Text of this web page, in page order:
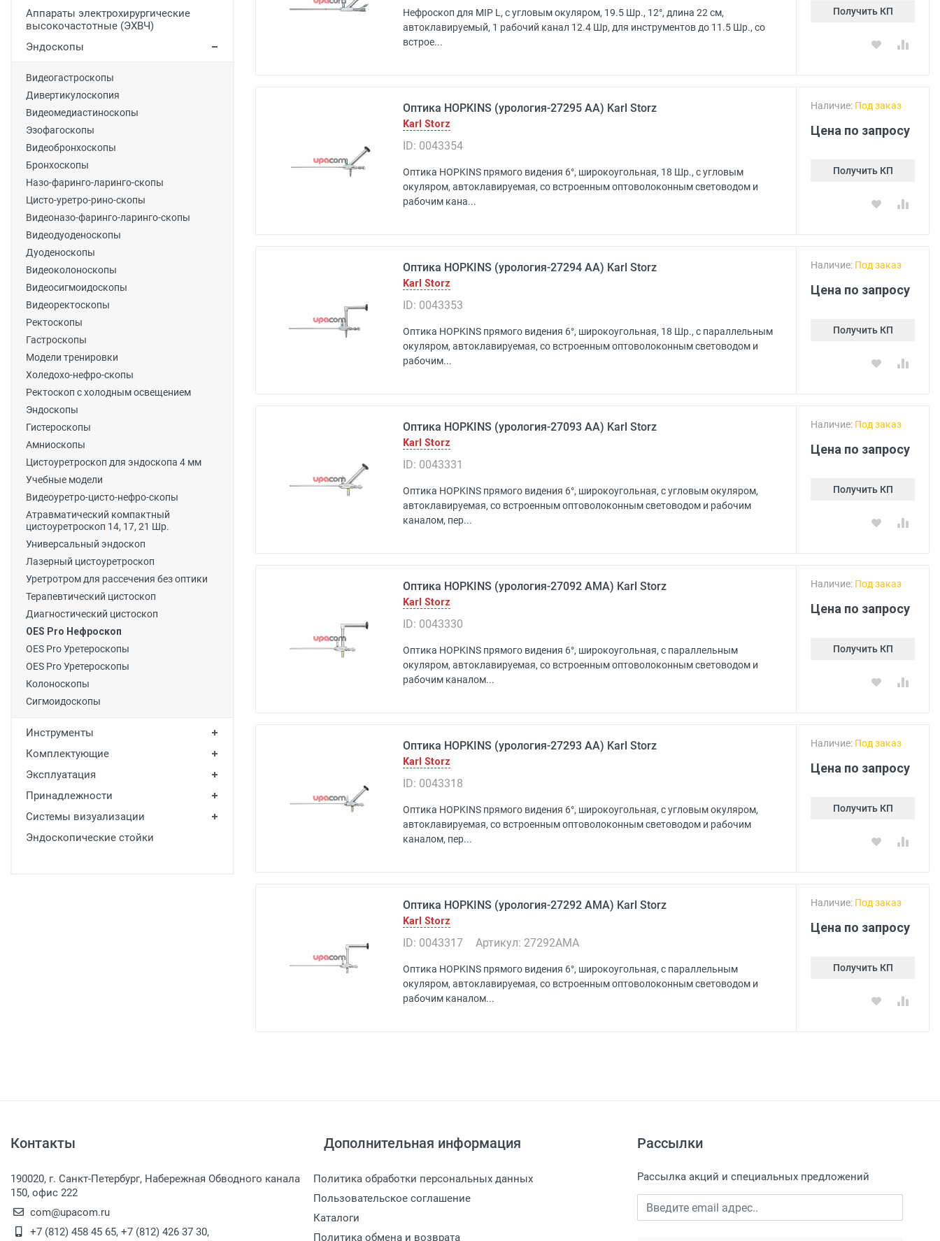
Лабораторное оборудование
Оборудование для скорой помощи
Прачечное оборудование
Медицинские мониторы
Ортопедические товары
Косметология
Аппараты электрохирургические
высокочастотные (ЭХВЧ)
Эндоскопы
Видеогастроскопы
Дивертикулоскопия
Видеомедиастиноскопы
Эзофагоскопы
Видеобронхоскопы
Бронхоскопы
Назо-фаринго-ларинго-скопы
Цисто-уретро-рино-скопы
Видеоназо-фаринго-ларинго-скопы
Видеодуоденоскопы
Дуоденоскопы
Видеоколоноскопы
Видеосигмоидоскопы
Видеоректоскопы
Ректоскопы
Гастроскопы
Модели тренировки
Холедохо-нефро-скопы
Ректоскоп с холодным освещением
Эндоскопы
Гистероскопы
Амниоскопы
Цистоуретроскоп для эндоскопа 4 мм
Учебные модели
Видеоуретро-цисто-нефро-скопы
Атравматический компактный
цистоуретроскоп 14, 17, 21 Шр.
Универсальный эндоскоп
Лазерный цистоуретроскоп
Уретротром для рассечения без оптики
Терапевтический цистоскоп
Диагностический цистоскоп
OES Pro Нефроскоп
OES Pro Уретероскопы
OES Pro Уретероскопы
Колоноскопы
Сигмоидоскопы
Инструменты
Комплектующие
Эксплуатация
Принадлежности
Системы визуализации
Эндоскопические стойки
Нефроскоп для MIP L, с угловым окуляром, 19.5 Шр., 12°, длина 22 см,
автоклавируемый, 1 рабочий канал 12.4 Шр, для инструментов до 11.5 Шр., со
встрое...
Получить КП
Оптика HOPKINS (урология-27295 AA) Karl Storz
Karl Storz
ID: 0043354
Оптика HOPKINS прямого видения 6°, широкоугольная, 18 Шр., с угловым
окуляром, автоклавируемая, со встроенным оптоволоконным световодом и
рабочим кана...
Наличие: Под заказ
Цена по запросу
Получить КП
Оптика HOPKINS (урология-27294 AA) Karl Storz
Karl Storz
ID: 0043353
Оптика HOPKINS прямого видения 6°, широкоугольная, 18 Шр., с параллельным
окуляром, автоклавируемая, со встроенным оптоволоконным световодом и
рабочим...
Наличие: Под заказ
Цена по запросу
Получить КП
Оптика HOPKINS (урология-27093 AA) Karl Storz
Karl Storz
ID: 0043331
Оптика HOPKINS прямого видения 6°, широкоугольная, с угловым окуляром,
автоклавируемая, со встроенным оптоволоконным световодом и рабочим
каналом, пер...
Наличие: Под заказ
Цена по запросу
Получить КП
Оптика HOPKINS (урология-27092 AMA) Karl Storz
Karl Storz
ID: 0043330
Оптика HOPKINS прямого видения 6°, широкоугольная, с параллельным
окуляром, автоклавируемая, со встроенным оптоволоконным световодом и
рабочим каналом...
Наличие: Под заказ
Цена по запросу
Получить КП
Оптика HOPKINS (урология-27293 AA) Karl Storz
Karl Storz
ID: 0043318
Оптика HOPKINS прямого видения 6°, широкоугольная, с угловым окуляром,
автоклавируемая, со встроенным оптоволоконным световодом и рабочим
каналом, пер...
Наличие: Под заказ
Цена по запросу
Получить КП
Оптика HOPKINS (урология-27292 AMA) Karl Storz
Karl Storz
ID: 0043317 Артикул: 27292AMA
Оптика HOPKINS прямого видения 6°, широкоугольная, с параллельным
окуляром, автоклавируемая, со встроенным оптоволоконным световодом и
рабочим каналом...
Наличие: Под заказ
Цена по запросу
Получить КП
Контакты
190020, г. Санкт-Петербург, Набережная Обводного канала
150, офис 222
com@upacom.ru
+7 (812) 458 45 65, +7 (812) 426 37 30,
Дополнительная информация
Политика обработки персональных данных
Пользовательское соглашение
Каталоги
Политика обмена и возврата
Рассылки
Рассылка акций и специальных предложений